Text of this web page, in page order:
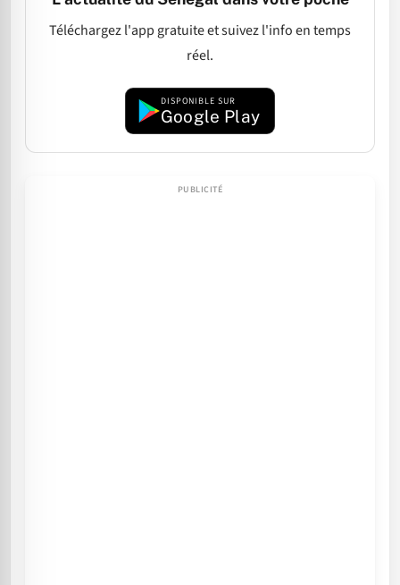
Téléchargez l'app gratuite et suivez l'info en temps
réel.
DISPONIBLE SUR
Google Play